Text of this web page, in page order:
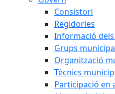
Consistori
Regidories
Informació
Grups
Organització
Tècnics
Participació en